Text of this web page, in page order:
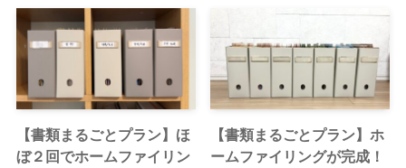
【書類まるごとプラン】ほ
ぼ２回でホームファイリン
【書類まるごとプラン】ホ
ームファイリングが完成！